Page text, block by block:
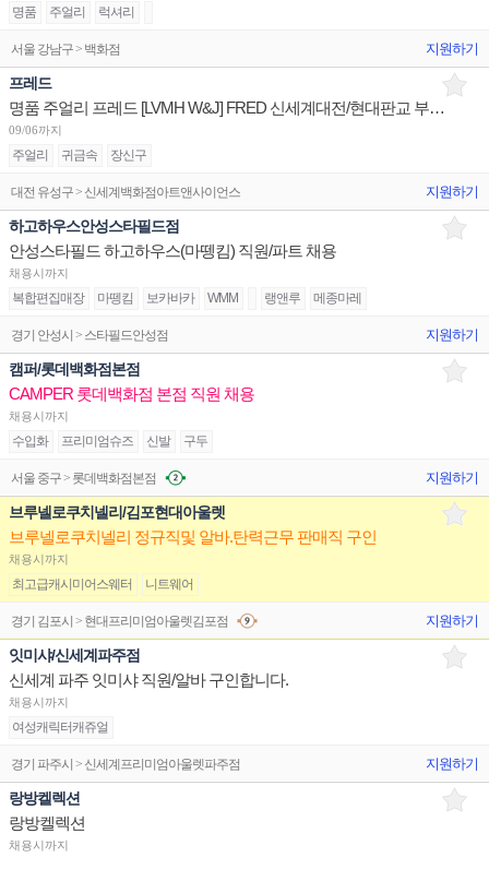
명품 주얼리 럭셔리
서울 강남구 > 백화점 지원하기
프레드
명품 주얼리 프레드 [LVMH W&J] FRED 신세계대전/현대판교 부점장~판매사원 채용
09/06까지
주얼리 귀금속 장신구
대전 유성구 > 신세계백화점아트앤사이언스 지원하기
하고하우스안성스타필드점
안성스타필드 하고하우스(마뗑킴) 직원/파트 채용
채용시까지
복합편집매장 마뗑킴 보카바카 WMM 랭앤루 메종마레
경기 안성시 > 스타필드안성점 지원하기
캠퍼/롯데백화점본점
CAMPER 롯데백화점 본점 직원 채용
채용시까지
수입화 프리미엄슈즈 신발 구두
서울 중구 > 롯데백화점본점 지원하기
브루넬로쿠치넬리/김포현대아울렛
브루넬로쿠치넬리 정규직및 알바.탄력근무 판매직 구인
채용시까지
최고급캐시미어스웨터 니트웨어
경기 김포시 > 현대프리미엄아울렛김포점 지원하기
잇미샤/신세계파주점
신세계 파주 잇미샤 직원/알바 구인합니다.
채용시까지
여성캐릭터캐쥬얼
경기 파주시 > 신세계프리미엄아울렛파주점 지원하기
랑방켈렉션
랑방켈렉션
채용시까지